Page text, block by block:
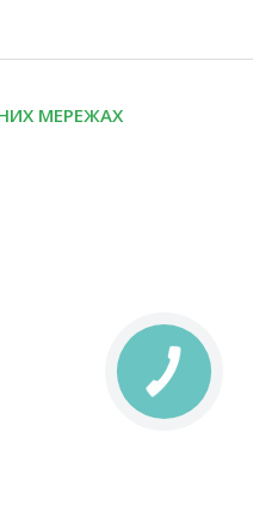
МЕРЕЖАХ